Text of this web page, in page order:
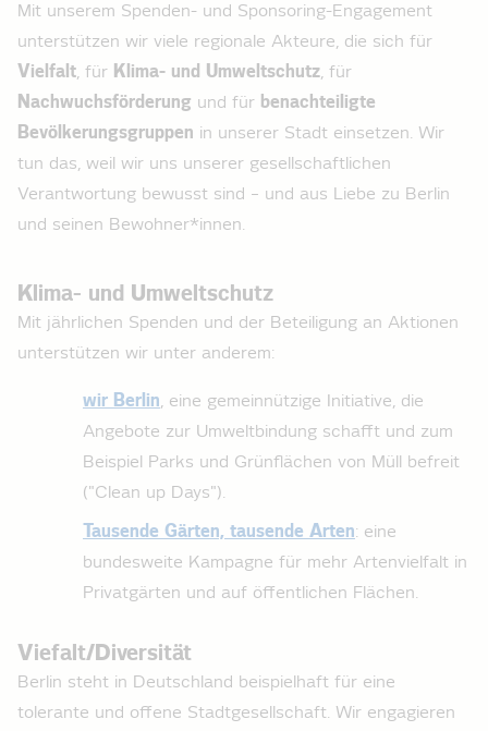
Mit unserem Spenden- und Sponsoring-Engagement
unterstützen wir viele regionale Akteure, die sich für
Vielfalt, für Klima- und Umweltschutz, für
Nachwuchsförderung und für benachteiligte
Bevölkerungsgruppen in unserer Stadt einsetzen. Wir
tun das, weil wir uns unserer gesellschaftlichen
Verantwortung bewusst sind – und aus Liebe zu Berlin
und seinen Bewohner*innen.
Klima- und Umweltschutz
Mit jährlichen Spenden und der Beteiligung an Aktionen
unterstützen wir unter anderem:
wir Berlin, eine gemeinnützige Initiative, die
Angebote zur Umweltbindung schafft und zum
Beispiel Parks und Grünflächen von Müll befreit
("Clean up Days").
Tausende Gärten, tausende Arten: eine
bundesweite Kampagne für mehr Artenvielfalt in
Privatgärten und auf öffentlichen Flächen.
Viefalt/Diversität
Berlin steht in Deutschland beispielhaft für eine
tolerante und offene Stadtgesellschaft. Wir engagieren